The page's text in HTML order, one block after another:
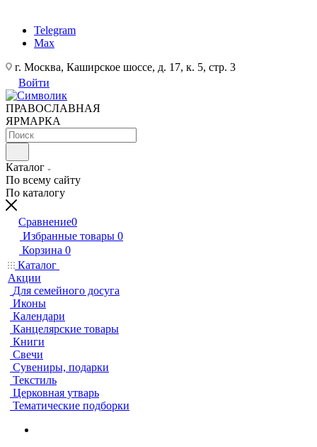
Telegram
Max
г. Москва, Каширское шоссе, д. 17, к. 5, стр. 3
Войти
ПРАВОСЛАВНАЯ
ЯРМАРКА
Каталог
По всему сайту
По каталогу
Сравнение0
Избранные товары 0
Корзина 0
Каталог
Акции
Для семейного досуга
Иконы
Календари
Канцелярские товары
Книги
Свечи
Сувениры, подарки
Текстиль
Церковная утварь
Тематические подборки